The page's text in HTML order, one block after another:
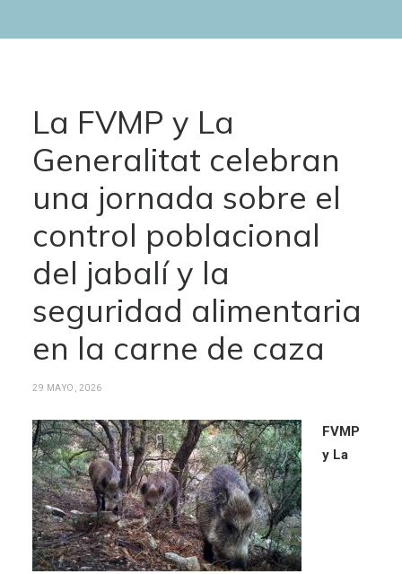
La FVMP y La
Generalitat celebran
una jornada sobre el
control poblacional
del jabalí y la
seguridad alimentaria
en la carne de caza
29 MAYO, 2026
FVMP
y La